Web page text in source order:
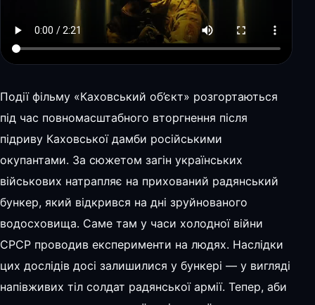
Події фільму «Каховський об’єкт» розгортаються
під час повномасштабного вторгнення після
підриву Каховської дамби російськими
окупантами. За сюжетом загін українських
військових натрапляє на прихований радянський
бункер, який відкрився на дні зруйнованого
водосховища. Саме там у часи холодної війни
СРСР проводив експерименти на людях. Наслідки
цих дослідів досі залишилися у бункері — у вигляді
напівживих тіл солдат радянської армії. Тепер, аби